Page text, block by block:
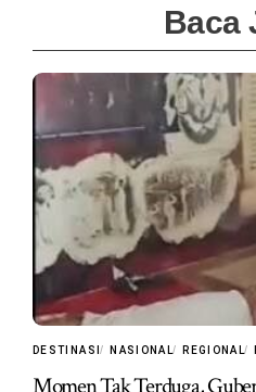
Baca
DESTINASI NASIONAL REGIONAL
Momen Tak Terduga,